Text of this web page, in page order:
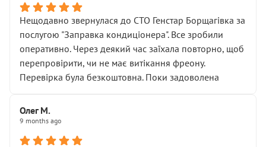
Нещодавно звернулася до СТО Генстар Борщагівка за
послугою "Заправка кондиціонера". Все зробили
оперативно. Через деякий час заїхала повторно, щоб
перепровірити, чи не має витікання фреону.
Перевірка була безкоштовна. Поки задоволена
Олег М.
9 months ago